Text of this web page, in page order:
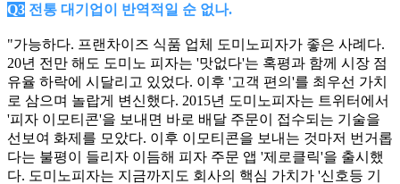
Q3 전통 대기업이 반역적일 순 없나.
"가능하다. 프랜차이즈 식품 업체 도미노피자가 좋은 사례다.
20년 전만 해도 도미노 피자는 '맛없다'는 혹평과 함께 시장 점
유율 하락에 시달리고 있었다. 이후 '고객 편의'를 최우선 가치
로 삼으며 놀랍게 변신했다. 2015년 도미노피자는 트위터에서
'피자 이모티콘'을 보내면 바로 배달 주문이 접수되는 기술을
선보여 화제를 모았다. 이후 이모티콘을 보내는 것마저 번거롭
다는 불평이 들리자 이듬해 피자 주문 앱 '제로클릭'을 출시했
다. 도미노피자는 지금까지도 회사의 핵심 가치가 '신호등 기